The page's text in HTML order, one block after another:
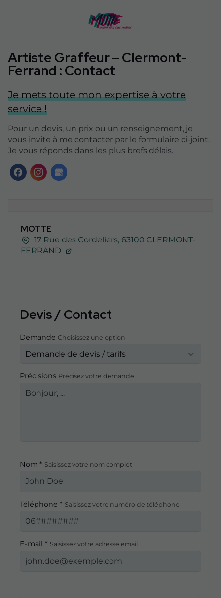
Artiste Graffeur – Clermont-
Ferrand : Contact
Je mets toute mon expertise à votre
service !
Pour un devis, un prix ou un renseignement, je
vous invite à me contacter par le formulaire ci-joint.
Je vous réponds dans les plus brefs délais.
MOTTE
17 Rue des Cordeliers, 63100 CLERMONT-
FERRAND
Devis / Contact
Demande Choisissez une option
Précisions Précisez votre demande
Nom * Saisissez votre nom complet
Téléphone * Saisissez votre numéro de téléphone
E-mail * Saisissez votre adresse email